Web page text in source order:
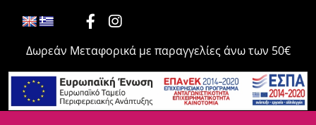
Δωρεάν Μεταφορικά με παραγγελίες άνω των 50€